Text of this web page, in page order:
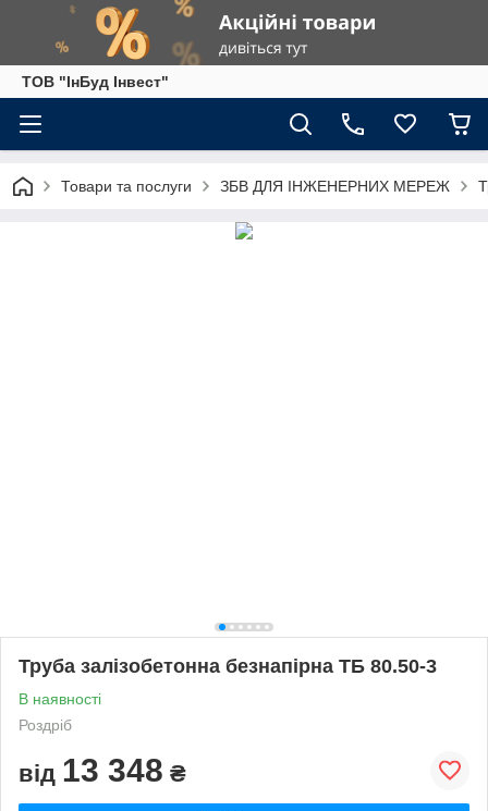
ТОВ "ІнБуд Інвест"
Товари та послуги ЗБВ ДЛЯ ІНЖЕНЕРНИХ МЕРЕЖ
Труба залізобетонна безнапірна ТБ 80.50-3
В наявності
Роздріб
від 13 348 ₴